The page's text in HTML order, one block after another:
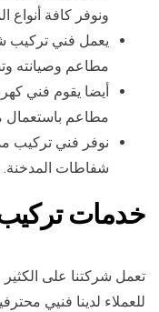
ونوفر كافة أنواع
يعمل فني تركيب
مطاعم وصيانته
أيضا يقوم فني
مطاعم
نوفر فني تركيب
شفاطات المدخنة.
خدمات
تعمل شركتنا على
للعملاء لدينا فنيي